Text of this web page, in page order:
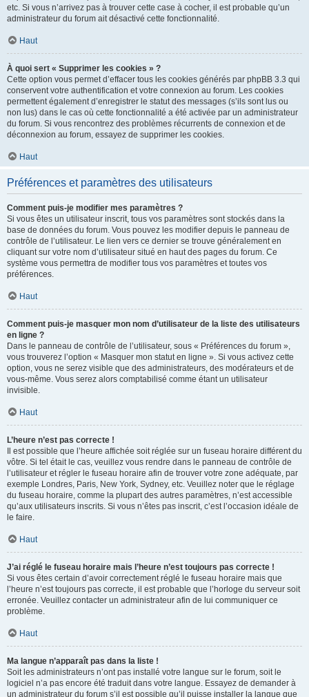
etc. Si vous n’arrivez pas à trouver cette case à cocher, il est probable qu’un
administrateur du forum ait désactivé cette fonctionnalité.
Haut
À quoi sert « Supprimer les cookies » ?
Cette option vous permet d’effacer tous les cookies générés par phpBB 3.3 qui
conservent votre authentification et votre connexion au forum. Les cookies
permettent également d’enregistrer le statut des messages (s’ils sont lus ou
non lus) dans le cas où cette fonctionnalité a été activée par un administrateur
du forum. Si vous rencontrez des problèmes récurrents de connexion et de
déconnexion au forum, essayez de supprimer les cookies.
Haut
Préférences et paramètres des utilisateurs
Comment puis-je modifier mes paramètres ?
Si vous êtes un utilisateur inscrit, tous vos paramètres sont stockés dans la
base de données du forum. Vous pouvez les modifier depuis le panneau de
contrôle de l’utilisateur. Le lien vers ce dernier se trouve généralement en
cliquant sur votre nom d’utilisateur situé en haut des pages du forum. Ce
système vous permettra de modifier tous vos paramètres et toutes vos
préférences.
Haut
Comment puis-je masquer mon nom d’utilisateur de la liste des utilisateurs
en ligne ?
Dans le panneau de contrôle de l’utilisateur, sous « Préférences du forum »,
vous trouverez l’option « Masquer mon statut en ligne ». Si vous activez cette
option, vous ne serez visible que des administrateurs, des modérateurs et de
vous-même. Vous serez alors comptabilisé comme étant un utilisateur
invisible.
Haut
L’heure n’est pas correcte !
Il est possible que l’heure affichée soit réglée sur un fuseau horaire différent du
vôtre. Si tel était le cas, veuillez vous rendre dans le panneau de contrôle de
l’utilisateur et régler le fuseau horaire afin de trouver votre zone adéquate, par
exemple Londres, Paris, New York, Sydney, etc. Veuillez noter que le réglage
du fuseau horaire, comme la plupart des autres paramètres, n’est accessible
qu’aux utilisateurs inscrits. Si vous n’êtes pas inscrit, c’est l’occasion idéale de
le faire.
Haut
J’ai réglé le fuseau horaire mais l’heure n’est toujours pas correcte !
Si vous êtes certain d’avoir correctement réglé le fuseau horaire mais que
l’heure n’est toujours pas correcte, il est probable que l’horloge du serveur soit
erronée. Veuillez contacter un administrateur afin de lui communiquer ce
problème.
Haut
Ma langue n’apparaît pas dans la liste !
Soit les administrateurs n’ont pas installé votre langue sur le forum, soit le
logiciel n’a pas encore été traduit dans votre langue. Essayez de demander à
un administrateur du forum s’il est possible qu’il puisse installer la langue que